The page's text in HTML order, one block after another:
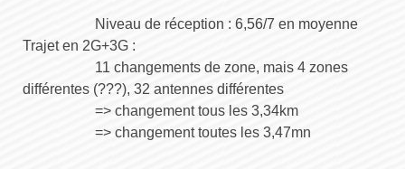
Niveau de réception : 6,56/7 en moyenne
Trajet en 2G+3G :
11 changements de zone, mais 4 zones
différentes (???), 32 antennes différentes
=> changement tous les 3,34km
=> changement toutes les 3,47mn